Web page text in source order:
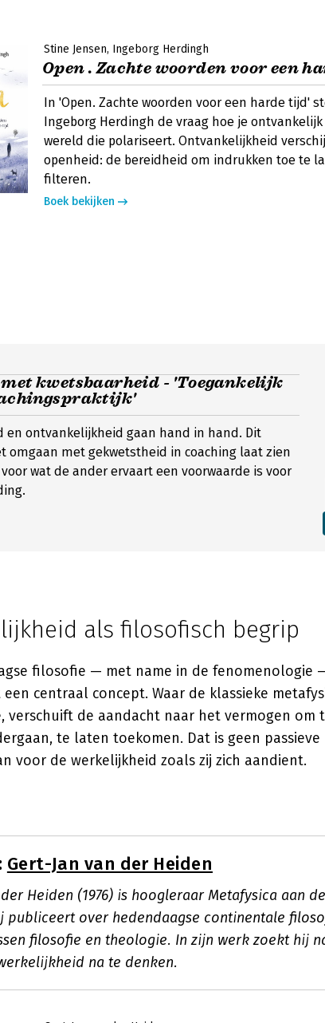
Stine Jensen Ingeborg Herdingh
Open . Zachte woorden voor een
In 'Open. Zachte woorden voor een harde tijd'
Ingeborg Herdingh de vraag hoe je
wereld die polariseert. Ontvankelijkheid
openheid: de bereidheid om indrukken toe te
filteren.
Boek bekijken
met kwetsbaarheid - 'Toegankelijk
en ontvankelijkheid gaan hand in hand. Dit
omgaan met gekwetstheid in coaching laat zien
wat de ander ervaart een voorwaarde is voor
als filosofisch begrip
filosofie — met name in de fenomenologie
centraal concept. Waar de klassieke
verschuift de aandacht naar het vermogen om
te laten toekomen. Dat is geen
voor de werkelijkheid zoals zij zich aandient.
Gert-Jan van der Heiden
der Heiden (1976) is hoogleraar Metafysica aan
publiceert over hedendaagse continentale
filosofie en theologie. In zijn werk zoekt hij
na te denken.